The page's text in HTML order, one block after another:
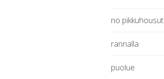
no pikkuhousut
rannalla
puolue